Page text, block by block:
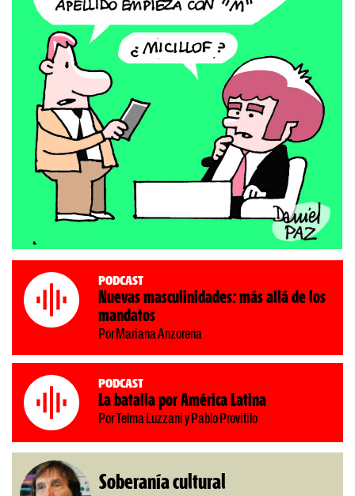
Podcast
Nuevas masculinidades: más allá de los
mandatos
Por Mariana Anzorena
Podcast
La batalla por América Latina
Por Telma Luzzani y Pablo Provitilo
Soberanía cultural